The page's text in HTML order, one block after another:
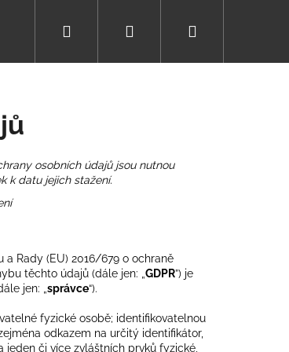
Přihlášení
osobních údajů jsou nutnou
k datu jejich stažení.
Rady (EU) 2016/679 o ochraně
těchto údajů (dále jen: „ GDPR”) je
jen: „ správce“).
fyzické osobě; identifikovatelnou
odkazem na určitý identifikátor,
či více zvláštních prvků fyzické,
Následující